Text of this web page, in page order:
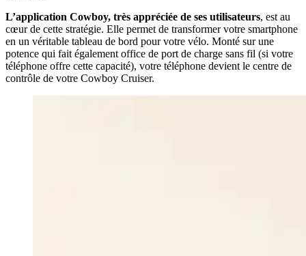
L’application Cowboy, très appréciée de ses utilisateurs, est au
cœur de cette stratégie. Elle permet de transformer votre smartphone
en un véritable tableau de bord pour votre vélo. Monté sur une
potence qui fait également office de port de charge sans fil (si votre
téléphone offre cette capacité), votre téléphone devient le centre de
contrôle de votre Cowboy Cruiser.